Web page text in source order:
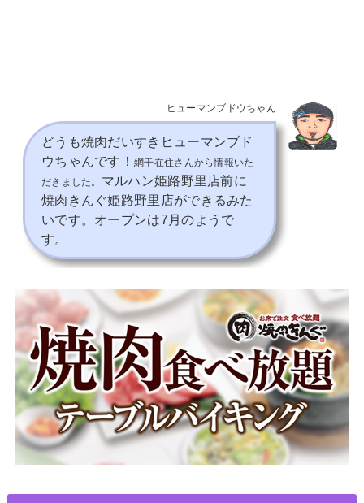
ヒューマンブドウちゃん
どうも焼肉だいすきヒューマンブド
ウちゃんです！網干在住さんから情報いた
だきました。 マルハン姫路野里店前に
焼肉きんぐ姫路野里店ができるみた
いです。オープンは7月のようで
す。